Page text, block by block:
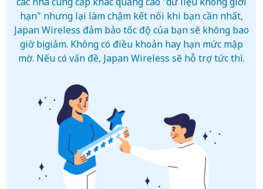
hạn" nhưng lại làm chậm kết nối khi bạn cần nhất,
Japan Wireless đảm bảo tốc độ của bạn sẽ không bao
giờ bị giảm. Không có điều khoản hay hạn mức mập
mờ. Nếu có vấn đề, Japan Wireless sẽ hỗ trợ tức thì.